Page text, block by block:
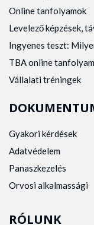
Online tanfolyamok
Levelező képzések,
Ingyenes teszt:
TBA online
Vállalati tréningek
Gyakori kérdések
Adatvédelem
Panaszkezelés
Orvosi alkalmassági
RÓLUNK